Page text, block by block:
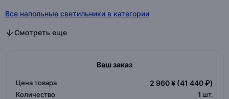
Все напольные светильники в категории
Все дизайнерские торшеры в категории
Все торшеры в категории
Смотреть еще
Ваш заказ
Цена товара 2 960 ¥ (41 440 ₽)
Количество 1 шт.